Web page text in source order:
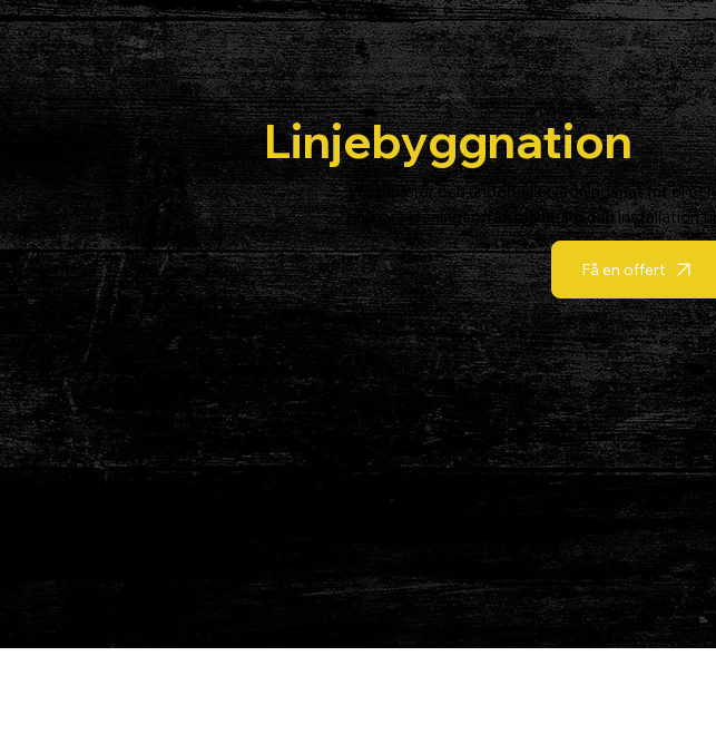
Vi etablerar och underhåller ledningsnät för el
hållbara lösningar, från planering och installation
Linjebyggnation
Få en offert